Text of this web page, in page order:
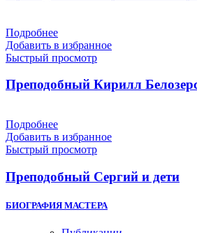
Подробнее
Добавить в избранное
Быстрый просмотр
Преподобный Кирилл
Подробнее
Добавить в избранное
Быстрый просмотр
Преподобный Сергий и дети
БИОГРАФИЯ МАСТЕРА